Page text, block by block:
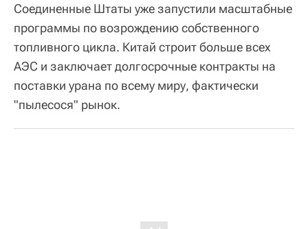
Соединенные Штаты уже запустили масштабные
программы по возрождению собственного
топливного цикла. Китай строит больше всех
АЭС и заключает долгосрочные контракты на
поставки урана по всему миру, фактически
"пылесося" рынок.